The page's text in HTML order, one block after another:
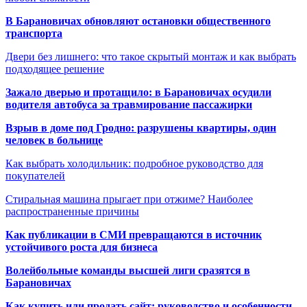
В Барановичах обновляют остановки общественного
транспорта
Двери без лишнего: что такое скрытый монтаж и как выбрать
подходящее решение
Зажало дверью и протащило: в Барановичах осудили
водителя автобуса за травмирование пассажирки
Взрыв в доме под Гродно: разрушены квартиры, один
человек в больнице
Как выбрать холодильник: подробное руководство для
покупателей
Стиральная машина прыгает при отжиме? Наиболее
распространенные причины
Как публикации в СМИ превращаются в источник
устойчивого роста для бизнеса
Волейбольные команды высшей лиги сразятся в
Барановичах